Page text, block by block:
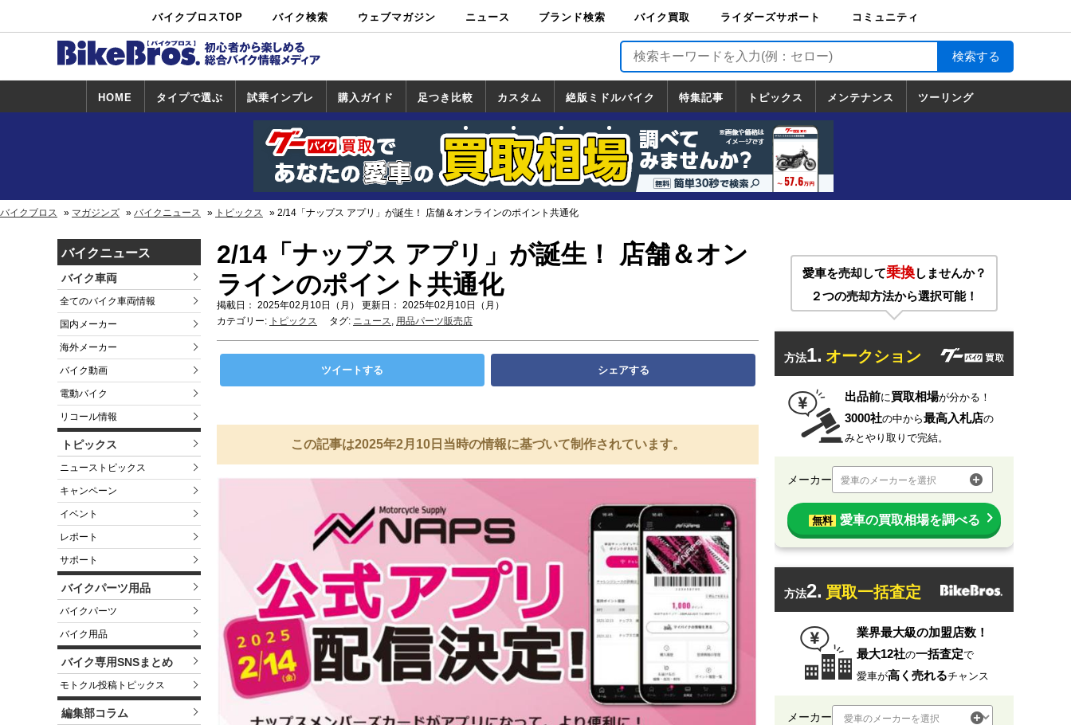
バイクブロスTOP バイク検索
中古バイ
ク・新車検
カタログ検
索
ショップ検
索
ウェブマガジン ニュース ブランド検索 バイク買取
バイク買取
ライダーズサポート
ライダーズサポート
TOP
バイク輸送
バイクガレージライ
フ
バイク車両保険
ロードサービス
バイク試乗
コミュニティ
HOME タイプで選ぶ 試乗インプレ
試乗インプレ
一覧
ホンダ
ヤマハ
スズキ
カワサキ
ハーレー
BMW
トライアンフ
ドゥカティ
購入ガイド
一覧
足つき比較 カスタム
カスタム
一覧
ホンダ
ヤマハ
スズキ
カワサキ
絶版ミドルバイク
絶版ミドルバイク
一覧
ホンダ
ヤマハ
スズキ
カワサキ
特集記事 トピックス
トピックス
一覧
ホンダ
ヤマハ
スズキ
カワサキ
ハーレーダ
ビッドソン
BMW
ドゥカティ
トライアン
フ
メンテナンス ツーリング
道の駅調査隊
ツーリング情報局
日本の道50選
国道めぐり
林道ツーリング
バイクブロス マガジンズ バイクニュース トピックス 2/14「ナップス アプリ」が誕生！ 店舗＆オンラインのポイント共通化
バイクニュース
バイク車両
全てのバイク車両情報
国内メーカー
海外メーカー
バイク動画
電動バイク
リコール情報
トピックス
ニューストピックス
キャンペーン
イベント
レポート
サポート
バイクパーツ用品
バイクパーツ
バイク用品
バイク専用SNSまとめ
モトクル投稿トピックス
編集部コラム
2/14「ナップス アプリ」が誕生！ 店舗＆オン
ラインのポイント共通化
掲載日： 2025年02月10日（月） 更新日： 2025年02月10日（月）
カテゴリー: トピックス タグ: ニュース, 用品パーツ販売店
ツイートする シェアする
この記事は2025年2月10日当時の情報に基づいて制作されています。
愛車を売却して乗換しませんか？
２つの売却方法から選択可能！
方法1. オークション
出品前に買取相場が分かる！
3000社の中から最高入札店の
みとやり取りで完結。
メーカー 愛車のメーカーを選択
無料 愛車の買取相場を調べる
方法2. 買取一括査定
業界最大級の加盟店数！
最大12社の一括査定で
愛車が高く売れるチャンス
メーカー